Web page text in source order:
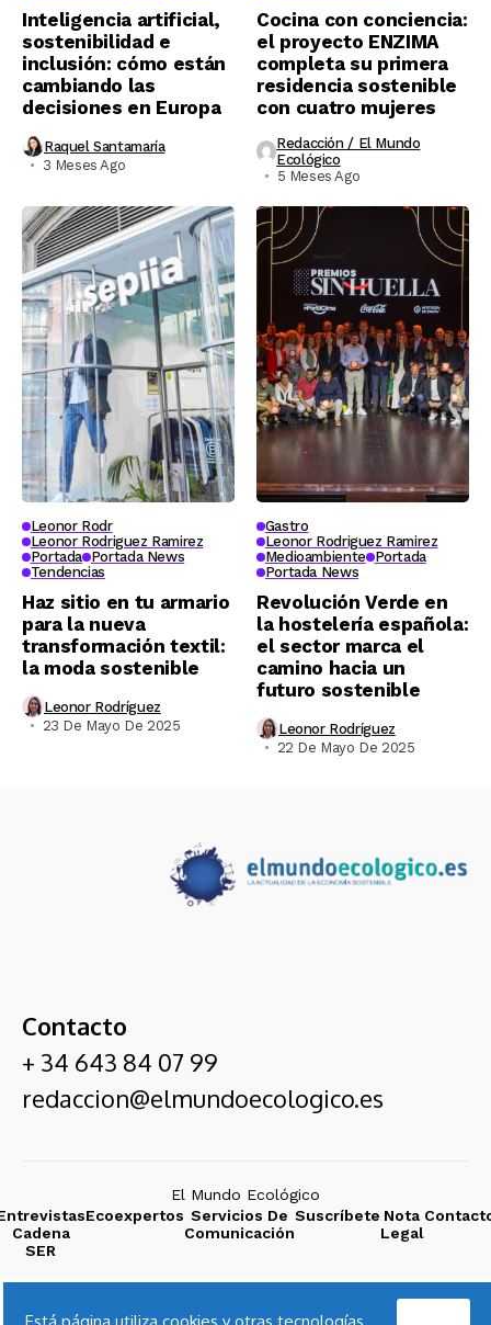
Inteligencia artificial,
sostenibilidad e
inclusión: cómo están
cambiando las
decisiones en Europa
Raquel Santamaría
3 Meses Ago
Cocina con conciencia:
el proyecto ENZIMA
completa su primera
residencia sostenible
con cuatro mujeres
Redacción / El Mundo
Ecológico
5 Meses Ago
Leonor Rodr
Leonor Rodriguez Ramirez
Portada Portada News
Tendencias
Haz sitio en tu armario
para la nueva
transformación textil:
la moda sostenible
Leonor Rodríguez
23 De Mayo De 2025
Gastro
Leonor Rodriguez Ramirez
Medioambiente Portada
Portada News
Revolución Verde en
la hostelería española:
el sector marca el
camino hacia un
futuro sostenible
Leonor Rodríguez
22 De Mayo De 2025
Contacto
+ 34 643 84 07 99
redaccion@elmundoecologico.es
El Mundo Ecológico
Cadena
SER
Ecoexpertos Servicios De
Comunicación
Suscríbete Nota
Legal